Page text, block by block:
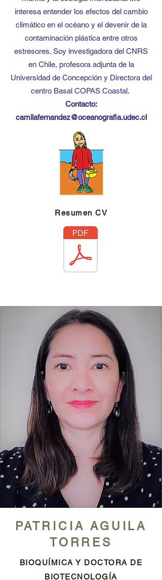
interesa entender los efectos del cambio
climático en el océano y el devenir de la
contaminación plástica entre otros
estresores. Soy investigadora del CNRS
en Chile, profesora adjunta de la
Universidad de Concepción y Directora del
centro Basal COPAS Coastal.
Contacto:
camilafernandez@oceanografia.udec.cl
Resumen CV
PATRICIA AGUILA
TORRES
BIOQUÍMICA Y DOCTORA DE
BIOTECNOLOGÍA